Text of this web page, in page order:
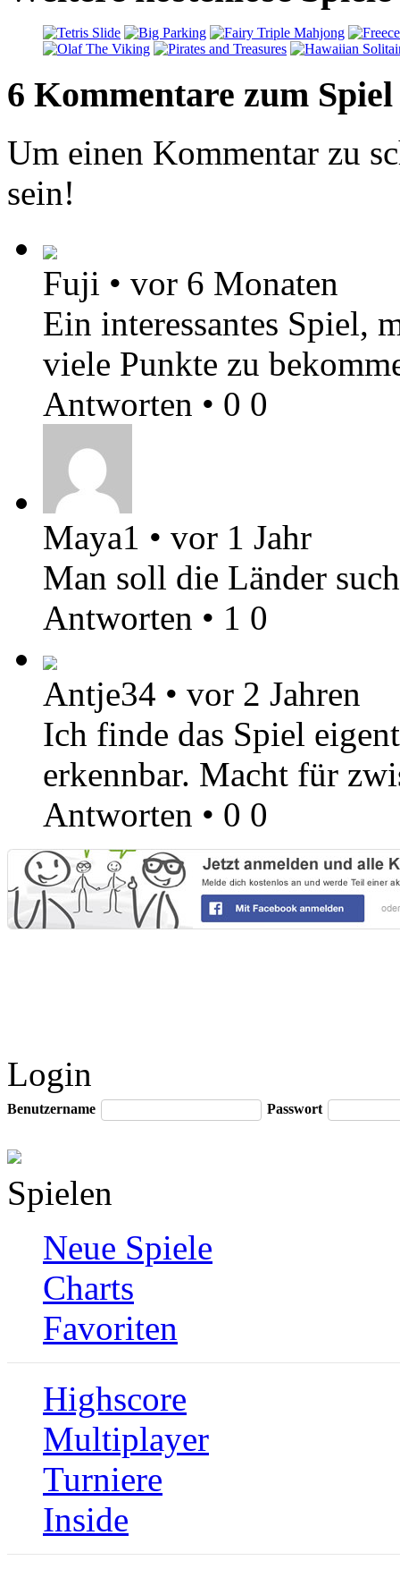
6 Kommentare zum Spiel
Um einen Kommentar zu
sein!
Fuji • vor 6 Monaten
Ein interessantes Spiel,
viele Punkte zu
Antworten • 0 0
Maya1 • vor 1 Jahr
Man soll die Länder
Antworten • 1 0
Antje34 • vor 2 Jahren
Ich finde das Spiel
erkennbar. Macht für
Antworten • 0 0
Login
Benutzername Passwort
Spielen
Neue Spiele
Charts
Favoriten
Highscore
Multiplayer
Turniere
Inside